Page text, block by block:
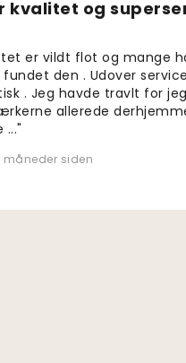
kvalitet og
er vildt flot og mange
den . Udover
. Jeg havde travlt for
allerede
..."
måneder siden